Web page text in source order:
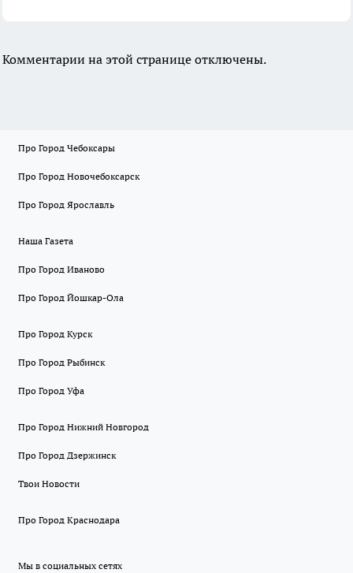
Комментарии на этой странице отключены.
Про Город Чебоксары
Про Город Новочебоксарск
Про Город Ярославль
Наша Газета
Про Город Иваново
Про Город Йошкар-Ола
Про Город Курск
Про Город Рыбинск
Про Город Уфа
Про Город Нижний Новгород
Про Город Дзержинск
Твои Новости
Про Город Краснодара
Мы в социальных сетях